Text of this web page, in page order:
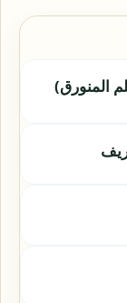
المنورق)